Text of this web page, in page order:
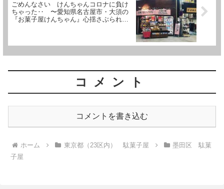
ごめんなさい けんちゃんコロナに負け
ちゃった‥ 〜愛知県名古屋市・大須の
『お菓子屋けんちゃん』心揺さぶられる
コメント
コメントを書き込む
ホーム 東京都（23区内） 駄菓子屋
墨田区 駄菓
子屋